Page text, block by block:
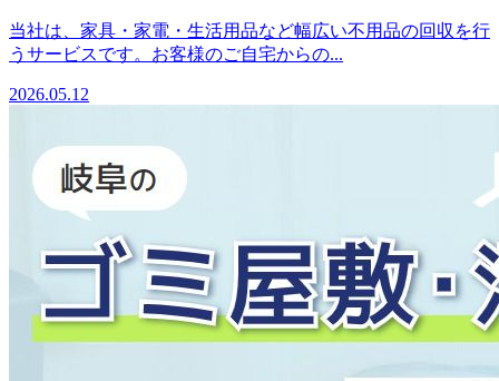
当社は、家具・家電・生活用品など幅広い不用品の回収を行
うサービスです。お客様のご自宅からの...
2026.05.12